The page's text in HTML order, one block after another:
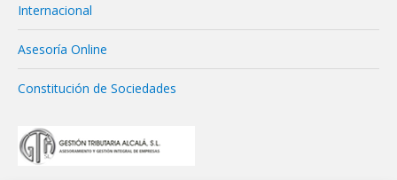
Internacional
Asesoría Online
Constitución de Sociedades